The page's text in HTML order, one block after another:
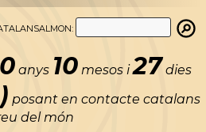
anys 10 mesos i27 dies
posant en contacte catalans
del món